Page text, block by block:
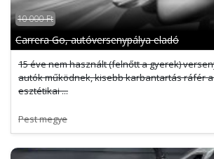
10 000 Ft
Carrera Go, autóversenypálya eladó
15 éve nem használt (felnőtt a gyerek)
autók működnek, kisebb karbantartás ráfér
esztétikai ...
Pest megye